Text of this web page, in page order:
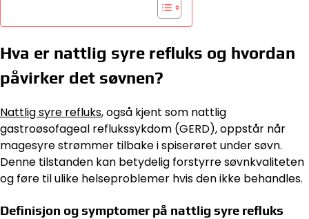
Hva er nattlig syre refluks og hvordan
påvirker det søvnen?
Nattlig syre refluks, også kjent som nattlig
gastroøsofageal reflukssykdom (GERD), oppstår når
magesyre strømmer tilbake i spiserøret under søvn.
Denne tilstanden kan betydelig forstyrre søvnkvaliteten
og føre til ulike helseproblemer hvis den ikke behandles.
Definisjon og symptomer på nattlig syre refluks